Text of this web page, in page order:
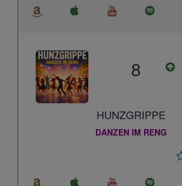
8
HUNZGRIPPE
DANZEN IM RENG